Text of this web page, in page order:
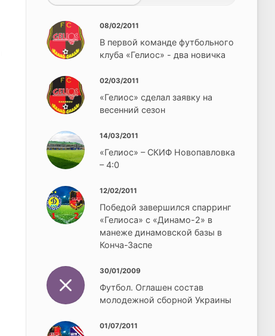
08/02/2011
В первой команде футбольного
клуба «Гелиос» - два новичка
02/03/2011
«Гелиос» сделал заявку на
весенний сезон
14/03/2011
«Гелиос» – СКИФ Новопавловка
– 4:0
12/02/2011
Победой завершился спарринг
«Гелиоса» с «Динамо-2» в
манеже динамовской базы в
Конча-Заспе
30/01/2009
Футбол. Оглашен состав
молодежной сборной Украины
01/07/2011